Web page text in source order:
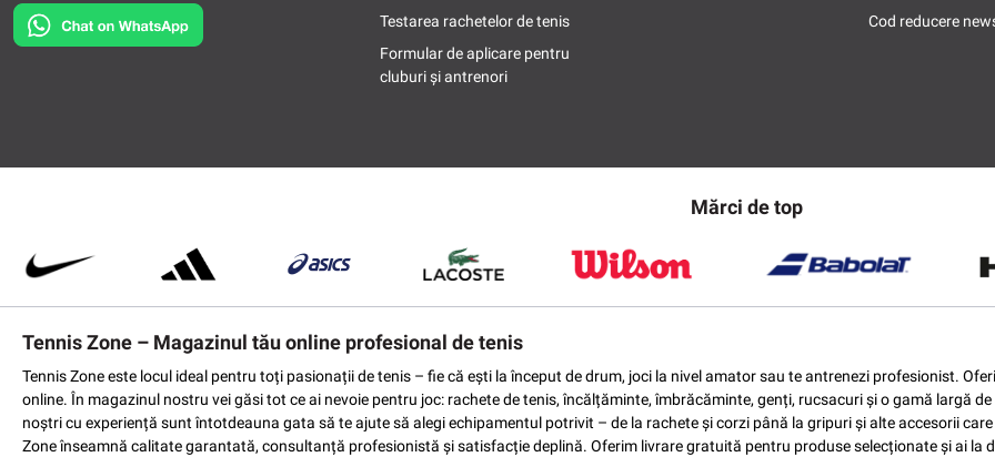
Testarea rachetelor de tenis
Formular de aplicare pentru
cluburi și antrenori
Cod reducere
Mărci de top
Tennis Zone – Magazinul tău online profesional de tenis
Tennis Zone este locul ideal pentru toți pasionații de tenis – fie că ești la început de drum, joci la nivel amator sau te antrenezi profesionist.
online. În magazinul nostru vei găsi tot ce ai nevoie pentru joc: rachete de tenis, încălțăminte, îmbrăcăminte, genți, rucsacuri și o gamă largă
noștri cu experiență sunt întotdeauna gata să te ajute să alegi echipamentul potrivit – de la rachete și corzi până la gripuri și alte accesorii
Zone înseamnă calitate garantată, consultanță profesionistă și satisfacție deplină. Oferim livrare gratuită pentru produse selecționate și ai la